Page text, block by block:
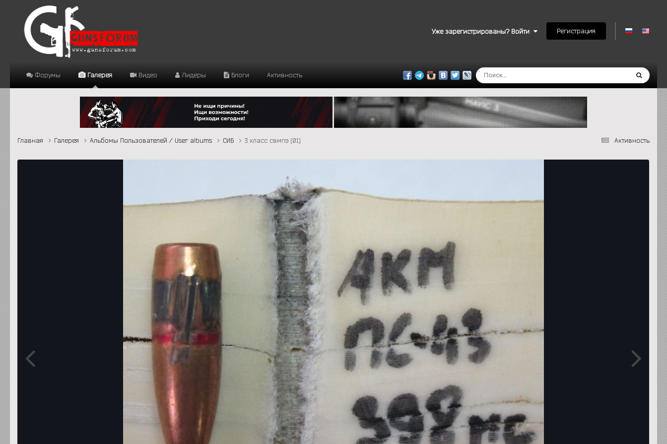
Уже зарегистрированы? Войти Регистрация
Форумы Галерея Видео Лидеры Блоги Активность
Активность
Главная Галерея Альбомы Пользователей / User albums СИБ 3 класс свмпэ (01)